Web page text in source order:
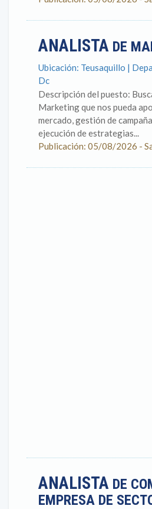
ANALISTA DE
Ubicación: Teusaquillo |
Dc
Descripción del puesto:
Marketing que nos pueda
mercado, gestión de
ejecución de estrategias...
Publicación: 05/08/2026 -
ANALISTA DE
EMPRESA DE